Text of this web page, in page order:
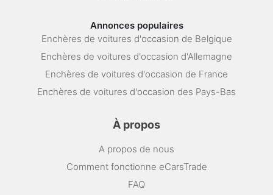
Annonces populaires
Enchères de voitures d'occasion de Belgique
Enchères de voitures d'occasion d'Allemagne
Enchères de voitures d'occasion de France
Enchères de voitures d'occasion des Pays-Bas
À propos
A propos de nous
Comment fonctionne eCarsTrade
FAQ